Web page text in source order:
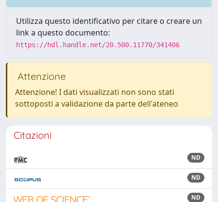
Utilizza questo identificativo per citare o creare un
link a questo documento:
https://hdl.handle.net/20.500.11770/341406
Attenzione
Attenzione! I dati visualizzati non sono stati
sottoposti a validazione da parte dell'ateneo
Citazioni
ND
ND
ND